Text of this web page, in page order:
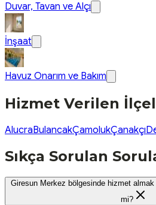
Duvar, Tavan ve Alçı
İnşaat
Havuz Onarım ve Bakım
Hizmet Verilen
AlucraBulancakÇamolukÇanakçı
Sıkça Sorulan
Giresun Merkez bölgesinde hizmet
mi?